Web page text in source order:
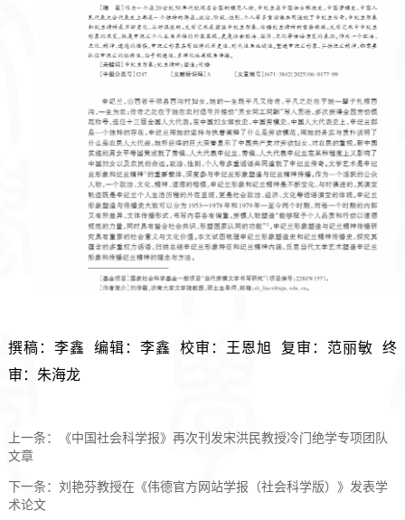
撰稿：李鑫  编辑：李鑫  校审：王恩旭  复审：范丽敏  终
审：朱海龙
上一条：
《中国社会科学报》再次刊发宋洪民教授冷门绝学专项团队
文章
下一条： 刘艳芬教授在《伟德官方网站学报（社会科学版）》发表学
术论文